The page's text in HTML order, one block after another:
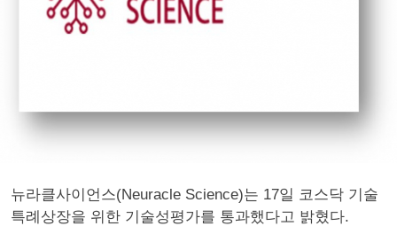
뉴라클사이언스(Neuracle Science)는 17일 코스닥 기술
특례상장을 위한 기술성평가를 통과했다고 밝혔다.